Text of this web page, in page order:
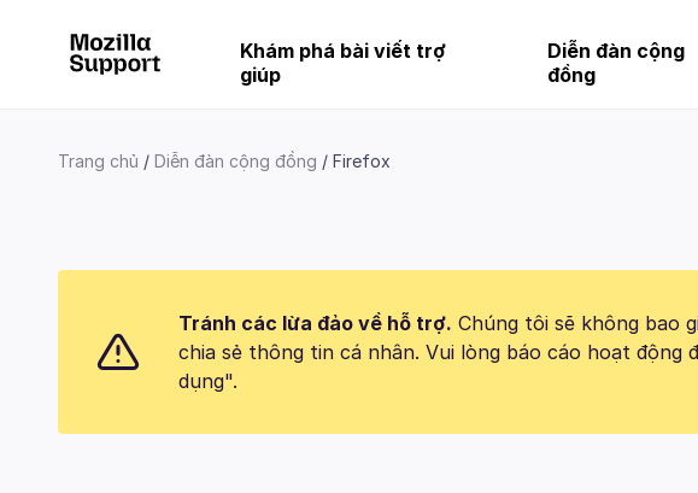
Khám phá bài viết trợ
giúp
Diễn đàn cộng
đồng
Trang chủ Diễn đàn cộng đồng Firefox
Tránh các lừa đảo về hỗ trợ. Chúng tôi sẽ không bao
chia sẻ thông tin cá nhân. Vui lòng báo cáo hoạt
dụng".